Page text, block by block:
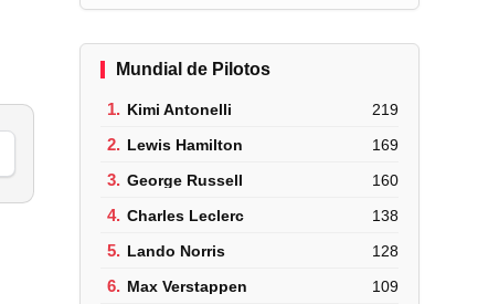
Mundial de Pilotos
1. Kimi Antonelli 219
2. Lewis Hamilton 169
3. George Russell 160
4. Charles Leclerc 138
5. Lando Norris 128
6. Max Verstappen 109